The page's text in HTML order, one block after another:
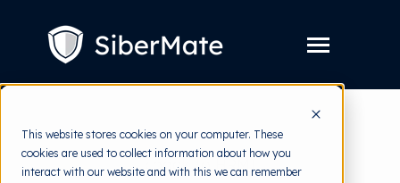
This website stores cookies on your computer. These
cookies are used to collect information about how you
interact with our website and with this we can remember
Toggle
children
for
Layanan
Harga back to HRMI